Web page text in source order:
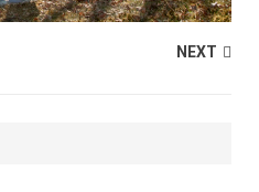
NEXT